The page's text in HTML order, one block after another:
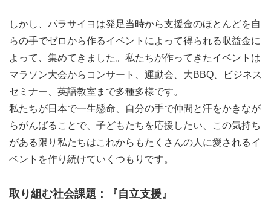
しかし、パラサイヨは発足当時から支援金のほとんどを自
らの手でゼロから作るイベントによって得られる収益金に
よって、集めてきました。私たちが作ってきたイベントは
マラソン大会からコンサート、運動会、大BBQ、ビジネス
セミナー、英語教室まで多種多様です。
私たちが日本で一生懸命、自分の手で仲間と汗をかきなが
らがんばることで、子どもたちを応援したい、この気持ち
がある限り私たちはこれからもたくさんの人に愛されるイ
ベントを作り続けていくつもりです。
取り組む社会課題：『自立支援』